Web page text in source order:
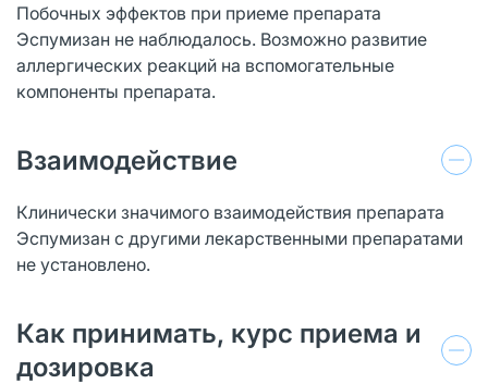
Побочных эффектов при приеме препарата
Эспумизан не наблюдалось. Возможно развитие
аллергических реакций на вспомогательные
компоненты препарата.
Взаимодействие
Клинически значимого взаимодействия препарата
Эспумизан с другими лекарственными препаратами
не установлено.
Как принимать, курс приема и
дозировка